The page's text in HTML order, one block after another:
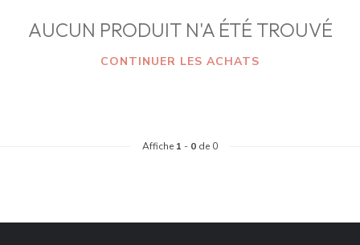
AUCUN PRODUIT N'A ÉTÉ TROUVÉ
CONTINUER LES ACHATS
Affiche 1 - 0 de 0